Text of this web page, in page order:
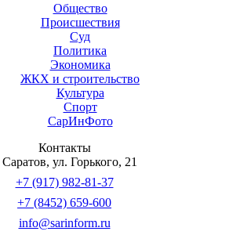
Общество
Происшествия
Суд
Политика
Экономика
ЖКХ и строительство
Культура
Спорт
СарИнФото
Контакты
Саратов, ул. Горького, 21
+7 (917) 982-81-37
+7 (8452) 659-600
info@sarinform.ru